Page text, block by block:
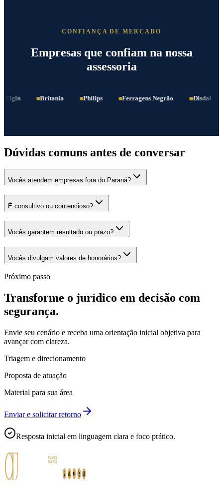
CONFIANÇA DE MERCADO
Empresas que confiam na nossa
assessoria
Britania Philips Ferragens Negrão Disdal
Dúvidas comuns antes de conversar
Vocês atendem empresas fora do Paraná?
É consultivo ou contencioso?
Vocês garantem resultado ou prazo?
Vocês divulgam valores de honorários?
Próximo passo
Transforme o jurídico em decisão com
segurança.
Envie seu cenário e receba uma orientação inicial objetiva para
avançar com clareza.
Triagem e direcionamento
Proposta de atuação
Material para sua área
Enviar e solicitar retorno
Resposta inicial em linguagem clara e foco prático.